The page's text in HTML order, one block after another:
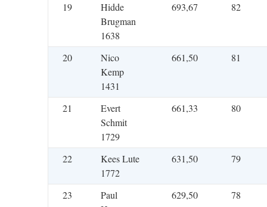
19
Hidde
Brugman
1638
693,67 82
20
Nico
Kemp
1431
661,50 81
21
Evert
Schmit
1729
661,33 80
22
Kees Lute
1772
631,50 79
23
Paul
629,50 78